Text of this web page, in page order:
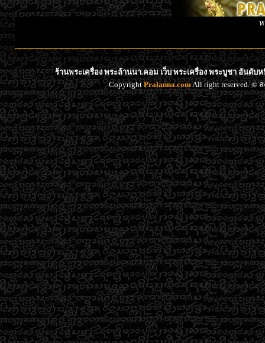
ร้านพระเครื่อง พระล้านนา.คอม เว็บ พระเครื่อง พระบูชา อันดับ
CopyrightPralanna.comAll right reserved. ©